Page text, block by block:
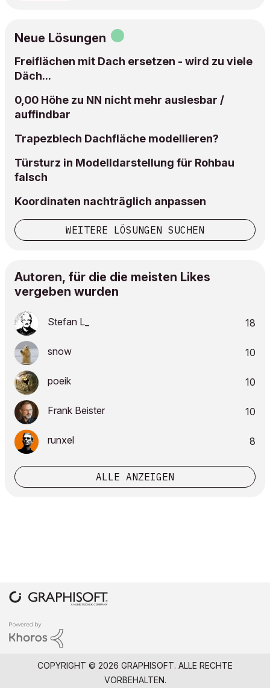
Neue Lösungen
Freiflächen mit Dach ersetzen - wird zu viele
Däch...
0,00 Höhe zu NN nicht mehr auslesbar /
auffindbar
Trapezblech Dachfläche modellieren?
Türsturz in Modelldarstellung für Rohbau
falsch
Koordinaten nachträglich anpassen
WEITERE LÖSUNGEN SUCHEN
Autoren, für die die meisten Likes
vergeben wurden
Stefan L_ 18
snow 10
poeik 10
Frank Beister 10
runxel 8
ALLE ANZEIGEN
COPYRIGHT © 2026 GRAPHISOFT. ALLE RECHTE
VORBEHALTEN.